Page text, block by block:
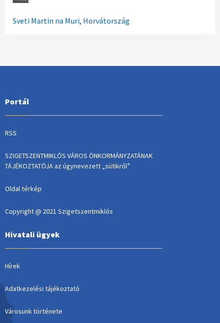
Sveti Martin na Muri, Horvátország
Portál
RSS
SZIGETSZENTMIKLÓS VÁROS ÖNKORMÁNYZATÁNAK
TÁJÉKOZTATÓJA az úgynevezett „sütikről”
Oldal térkép
Copyright @ 2021 Szigetszentmiklós
Hivatali ügyek
Hírek
Adatkezelési tájékoztató
Városunk története